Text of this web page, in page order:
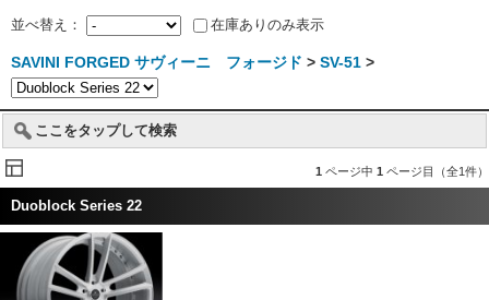
並べ替え： 在庫ありのみ表示
SAVINI FORGED サヴィーニ フォージド > SV-51 >
ここをタップして検索
1 ページ中 1 ページ目（全1件）
Duoblock Series 22